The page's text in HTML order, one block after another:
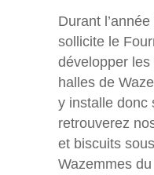
Durant
sollicite le
développer
halles de
y installe donc
retrouverez
et biscuits
Wazemmes